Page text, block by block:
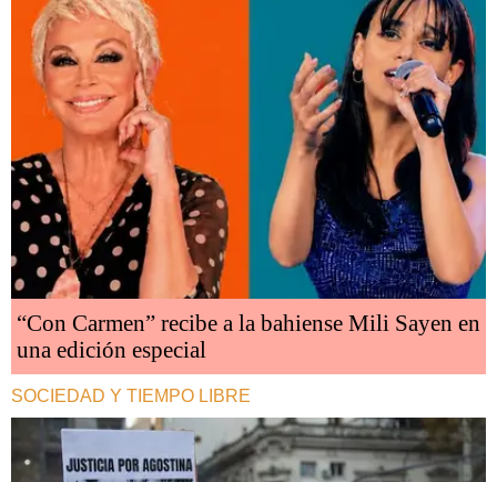
“Con Carmen” recibe a la bahiense Mili Sayen en
una edición especial
SOCIEDAD Y TIEMPO LIBRE